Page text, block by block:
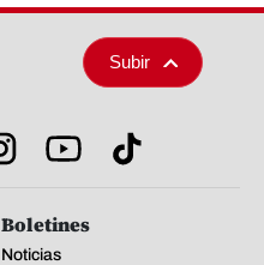
Subir
Boletines
Noticias